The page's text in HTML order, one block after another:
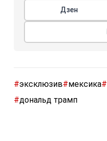
Дзен
#эксклюзив#мексика#
#дональд трамп